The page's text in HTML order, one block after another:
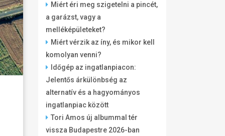
Miért éri meg szigetelni a pincét,
a garázst, vagy a
melléképületeket?
Miért vérzik az íny, és mikor kell
komolyan venni?
Időgép az ingatlanpiacon:
Jelentős árkülönbség az
alternatív és a hagyományos
ingatlanpiac között
Tori Amos új albummal tér
vissza Budapestre 2026-ban